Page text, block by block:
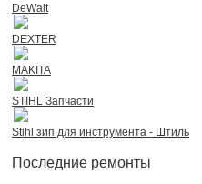
DeWalt
DEXTER
MAKITA
STIHL Запчасти
Stihl зип для инструмента - Штиль
Последние ремонты